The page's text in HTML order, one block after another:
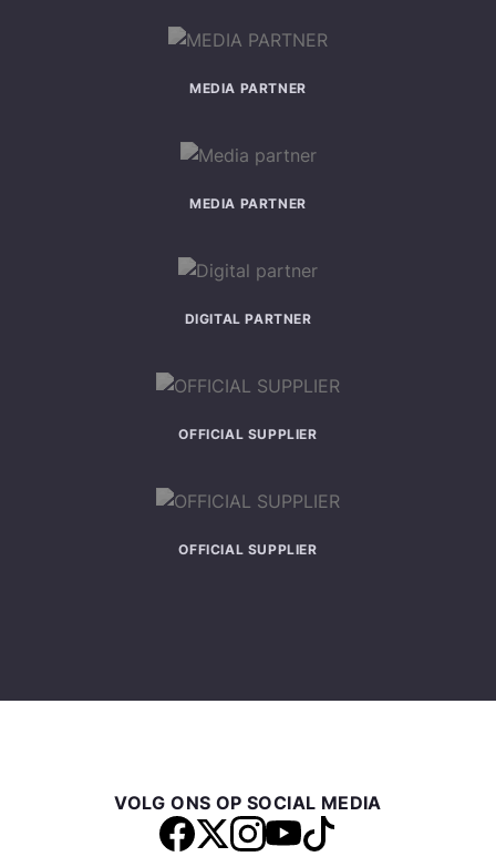
MEDIA PARTNER
MEDIA PARTNER
DIGITAL PARTNER
OFFICIAL SUPPLIER
OFFICIAL SUPPLIER
VOLG ONS OP SOCIAL MEDIA